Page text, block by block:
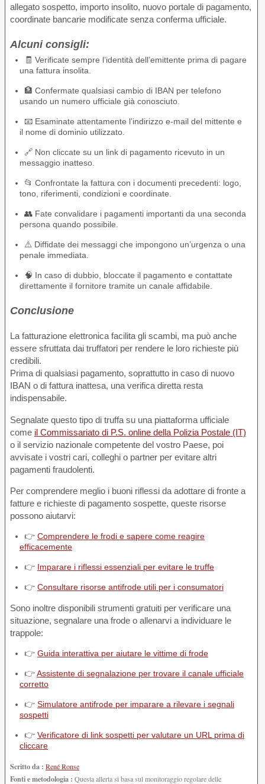
allegato sospetto, importo insolito, nuovo portale di pagamento,
coordinate bancarie modificate senza conferma ufficiale.
Alcuni consigli:
🧾 Verificate sempre l’identità dell’emittente prima di pagare
una fattura insolita.
🏦 Confermate qualsiasi cambio di IBAN per telefono
usando un numero ufficiale già conosciuto.
📧 Esaminate attentamente l’indirizzo e-mail del mittente e
il nome di dominio utilizzato.
🔗 Non cliccate su un link di pagamento ricevuto in un
messaggio inatteso.
📂 Confrontate la fattura con i documenti precedenti: logo,
tono, riferimenti, condizioni e coordinate.
👥 Fate convalidare i pagamenti importanti da una seconda
persona quando possibile.
⚠️ Diffidate dei messaggi che impongono un’urgenza o una
penale immediata.
🧠 In caso di dubbio, bloccate il pagamento e contattate
direttamente il fornitore tramite un canale affidabile.
Conclusione
La fatturazione elettronica facilita gli scambi, ma può anche
essere sfruttata dai truffatori per rendere le loro richieste più
credibili.
Prima di qualsiasi pagamento, soprattutto in caso di nuovo
IBAN o di fattura inattesa, una verifica diretta resta
indispensabile.
Segnalate questo tipo di truffa su una piattaforma ufficiale
come il Commissariato di P.S. online della Polizia Postale (IT)
o il servizio nazionale competente del vostro Paese, poi
avvisate i vostri cari, colleghi o partner per evitare altri
pagamenti fraudolenti.
Per comprendere meglio i buoni riflessi da adottare di fronte a
fatture e richieste di pagamento sospette, queste risorse
possono aiutarvi:
👉 Comprendere le frodi e sapere come reagire
efficacemente
👉 Imparare i riflessi essenziali per evitare le truffe
👉 Consultare risorse antifrode utili per i consumatori
Sono inoltre disponibili strumenti gratuiti per verificare una
situazione, segnalare una frode o allenarvi a individuare le
trappole:
👉 Guida interattiva per aiutare le vittime di frode
👉Assistente di segnalazione per trovare il canale ufficiale
corretto
👉 Simulatore antifrode per imparare a rilevare i segnali
sospetti
👉 Verificatore di link sospetti per valutare un URL prima di
cliccare
Scritto da : René Ronse
Fonti e metodologia : Questa allerta si basa sul monitoraggio regolare delle